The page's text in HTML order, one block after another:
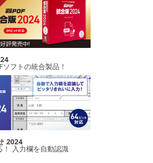
フトの統合製品！
2024
！ 入力欄を自動認識